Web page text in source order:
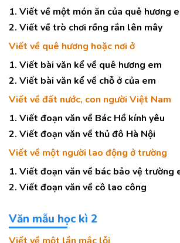
1. Viết về một món ăn của quê hương
2. Viết về trò chơi rồng rắn lên mây
Viết về quê hương hoặc nơi ở
1. Viết bài văn kể về quê hương em
2. Viết bài văn kể về chỗ ở của em
Viết về đất nước, con người Việt Nam
1. Viết đoạn văn về Bác Hồ kính yêu
2. Viết đoạn văn về thủ đô Hà Nội
Viết về một người lao động ở trường
1. Viết đoạn văn về bác bảo vệ trường
2. Viết đoạn văn về cô lao công
Văn mẫu học kì 2